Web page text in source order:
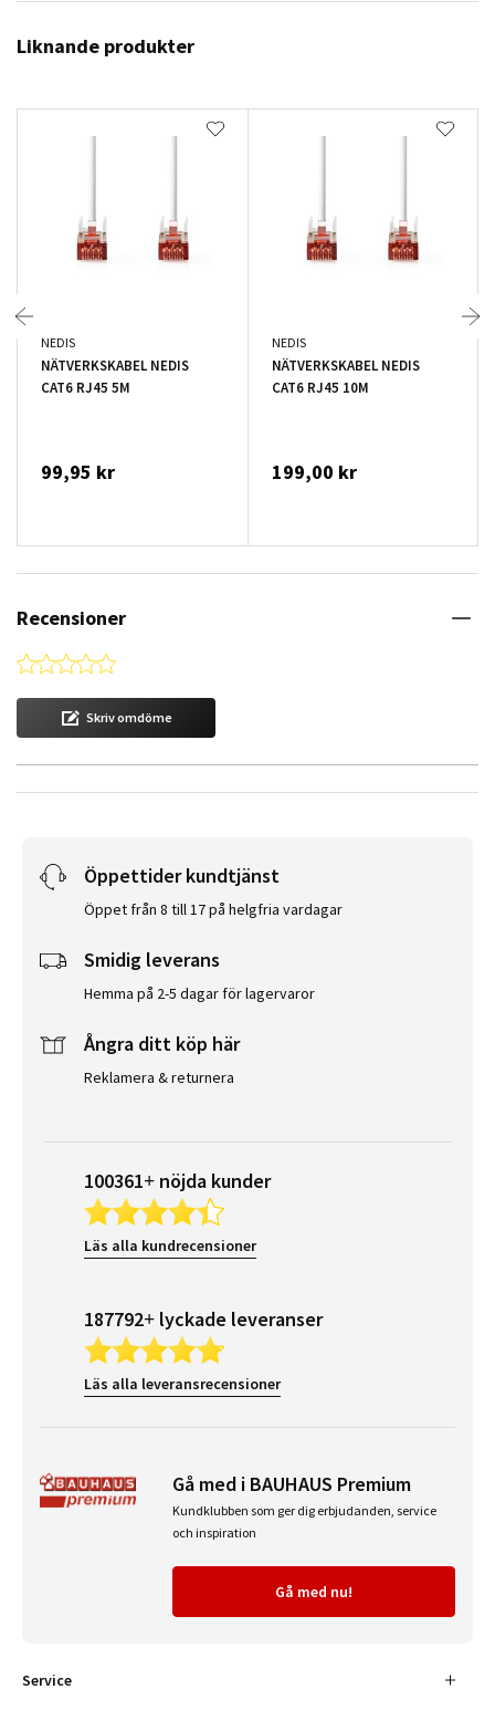
Liknande produkter
NEDIS
NÄTVERKSKABEL NEDIS
CAT6 RJ45 5M
99,95 kr
NEDIS
NÄTVERKSKABEL NEDIS
CAT6 RJ45 10M
199,00 kr
Recensioner
0.0 star rating
Skriv omdöme
Öppettider kundtjänst
Öppet från 8 till 17 på helgfria vardagar
Smidig leverans
Hemma på 2-5 dagar för lagervaror
Ångra ditt köp här
Reklamera & returnera
100361+ nöjda kunder
Läs alla kundrecensioner
187792+ lyckade leveranser
Läs alla leveransrecensioner
Gå med i BAUHAUS Premium
Kundklubben som ger dig erbjudanden, service
och inspiration
Gå med nu!
Service